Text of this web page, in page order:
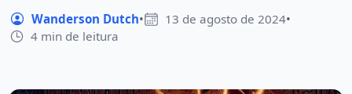
Wanderson Dutch• 13 de agosto de 2024•
4 min de leitura